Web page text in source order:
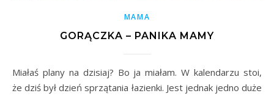
MAMA
GORĄCZKA – PANIKA MAMY
Miałaś plany na dzisiaj? Bo ja miałam. W kalendarzu stoi,
że dziś był dzień sprzątania łazienki. Jest jednak jedno duże